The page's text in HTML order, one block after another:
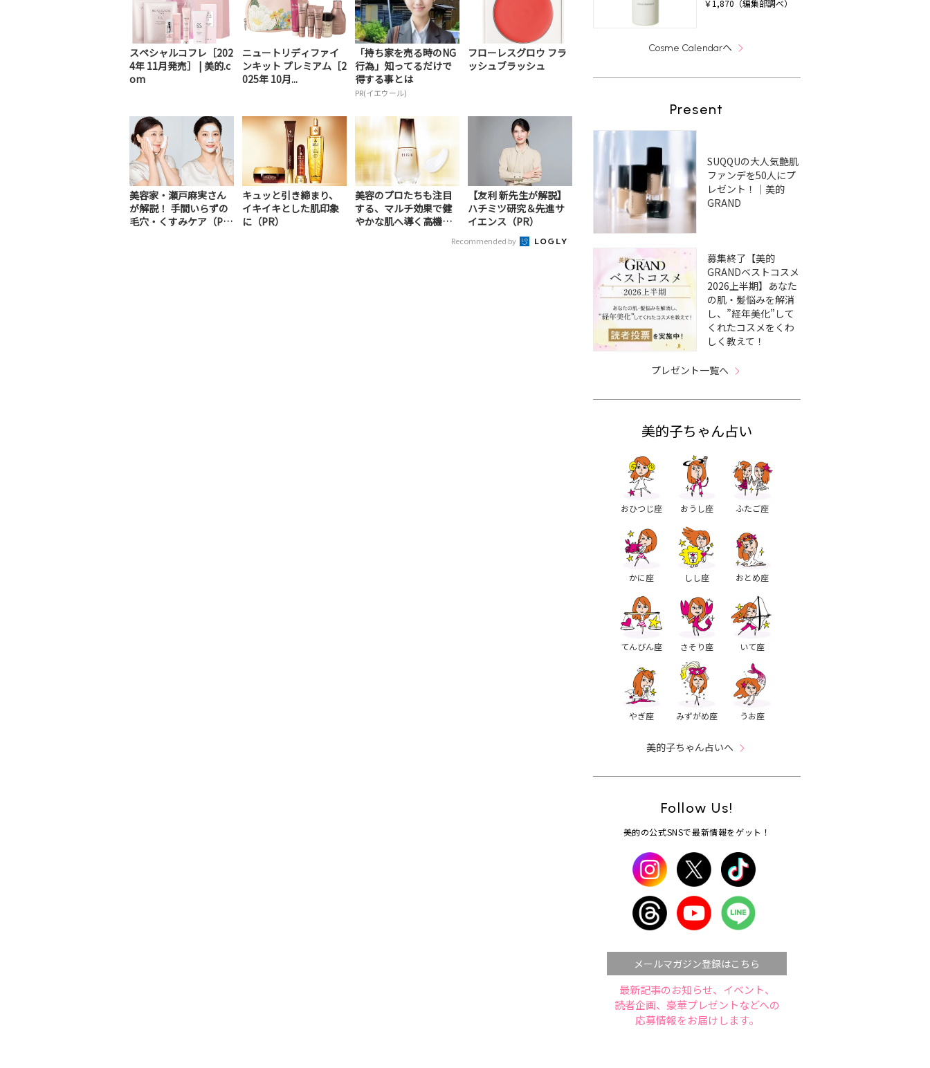
スペシャルコフレ［202
4年 11月発売］ | 美的.c
om
ニュートリディファイ
ンキット プレミアム［2
025年 10月...
「持ち家を売る時のNG
行為」知ってるだけで
得する事とは
PR(イエウール)
フローレスグロウ フラ
ッシュブラッシュ
美容家・瀬戸麻実さん
が解説！ 手間いらずの
毛穴・くすみケア（P
キュッと引き締まり、
イキイキとした肌印象
に（PR）
美容のプロたちも注目
する、マルチ効果で健
やかな肌へ導く高機能
【友利 新先生が解説】
ハチミツ研究＆先進サ
イエンス（PR）
Recommended by
￥1,870（編集部調べ）
Cosme Calendarへ
Present
SUQQUの大人気艶肌
ファンデを50人にプ
レゼント！｜美的
GRAND
募集終了【美的
GRANDベストコスメ
2026上半期】あなた
の肌・髪悩みを解消
し、”経年美化”して
くれたコスメをくわ
しく教えて！
プレゼント一覧へ
美的子ちゃん占い
おひつじ座 おうし座 ふたご座
かに座 しし座 おとめ座
てんびん座 さそり座 いて座
やぎ座 みずがめ座 うお座
美的子ちゃん占いへ
Follow Us!
美的の公式SNSで最新情報をゲット！
メールマガジン登録はこちら
最新記事のお知らせ、イベント、
読者企画、豪華プレゼントなどへの
応募情報をお届けします。